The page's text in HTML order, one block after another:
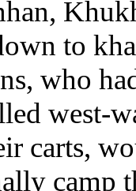
to
who
west-
carts,
camp